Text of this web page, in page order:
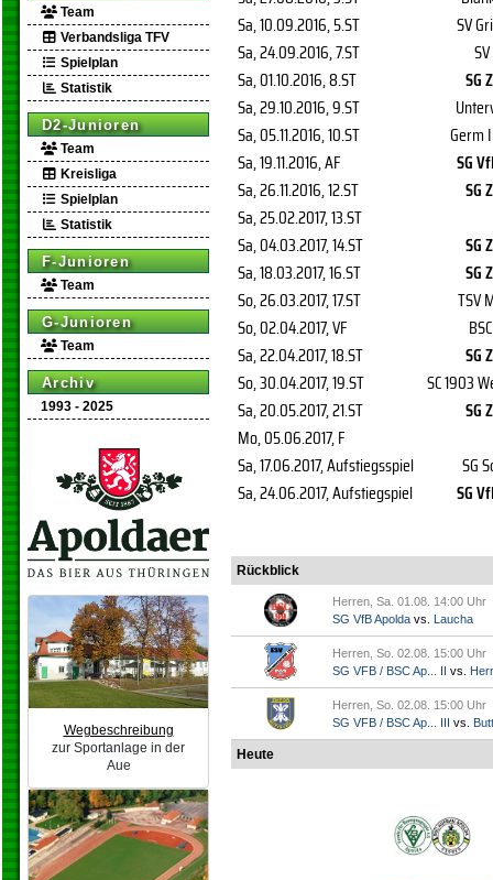
Team
Verbandsliga TFV
Spielplan
Statistik
D2-Junioren
Team
Kreisliga
Spielplan
Statistik
F-Junioren
Team
G-Junioren
Team
Archiv
1993 - 2025
Wegbeschreibung
zur Sportanlage in der
Aue
Sa, 10.09.2016, 5.ST
SV
Sa, 24.09.2016, 7.ST
Sa, 01.10.2016, 8.ST
SG
Sa, 29.10.2016, 9.ST
Sa, 05.11.2016, 10.ST
Germ
Sa, 19.11.2016, AF
SG
Sa, 26.11.2016, 12.ST
SG
Sa, 25.02.2017, 13.ST
Sa, 04.03.2017, 14.ST
SG
Sa, 18.03.2017, 16.ST
SG
So, 26.03.2017, 17.ST
TSV
So, 02.04.2017, VF
Sa, 22.04.2017, 18.ST
SG
So, 30.04.2017, 19.ST
SC 1903
Sa, 20.05.2017, 21.ST
SG
Mo, 05.06.2017, F
Sa, 17.06.2017, Aufstiegsspiel
SG
Sa, 24.06.2017, Aufstiegspiel SG
Rückblick
Herren, Sa. 01.08. 14:00 Uhr
SG VfB Apolda vs. Laucha
Herren, So. 02.08. 15:00 Uhr
SG VFB / BSC Ap... II vs.
Herren, So. 02.08. 15:00 Uhr
SG VFB / BSC Ap... III vs.
Heute